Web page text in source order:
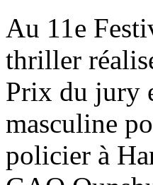
Au 11e
thriller
Prix du jury
masculine
policier à